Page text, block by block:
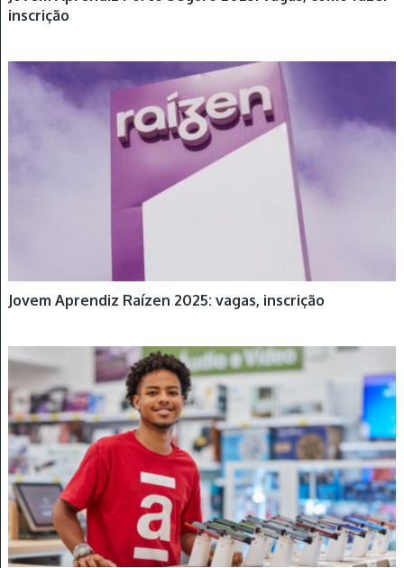
inscrição
JOVEM APRENDIZ
Jovem Aprendiz Raízen 2025: vagas, inscrição
JOVEM APRENDIZ